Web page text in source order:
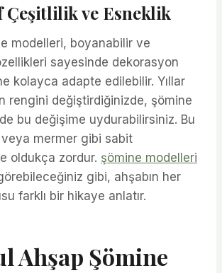
Çeşitlilik ve Esneklik
modelleri, boyanabilir ve
sayesinde dekorasyon
kolayca adapte edilebilir. Yıllar
rengini değiştirdiğinizde, şömine
bu değişime uydurabilirsiniz. Bu
mermer gibi sabit
oldukça zordur. şömine modelleri
gibi, ahşabın her
farklı bir hikaye anlatır.
Ahşap Şömine